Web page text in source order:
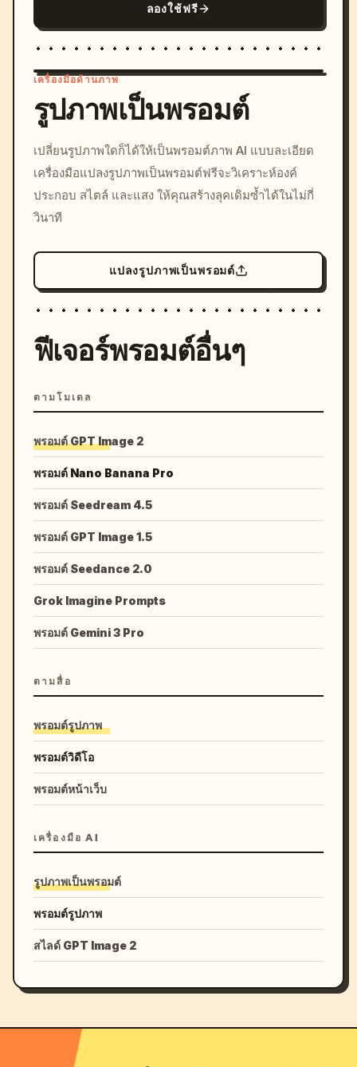
ลองใช้ฟรี
c, cyberpunk sunset, neon
colors, 8k --v 6.0
เครื่องมือด้านภาพ
รูปภาพเป็นพรอมต์
เปลี่ยนรูปภาพใดก็ได้ให้เป็นพรอมต์ภาพ AI แบบละเอียด
เครื่องมือแปลงรูปภาพเป็นพรอมต์ฟรีจะวิเคราะห์องค์
ประกอบ สไตล์ และแสง ให้คุณสร้างลุคเดิมซ้ำได้ในไม่กี่
วินาที
แปลงรูปภาพเป็นพรอมต์
ฟีเจอร์พรอมต์อื่นๆ
ตามโมเดล
พรอมต์ GPT Image 2
พรอมต์ Nano Banana Pro
พรอมต์ Seedream 4.5
พรอมต์ GPT Image 1.5
พรอมต์ Seedance 2.0
Grok Imagine Prompts
พรอมต์ Gemini 3 Pro
ตามสื่อ
พรอมต์รูปภาพ
พรอมต์วิดีโอ
พรอมต์หน้าเว็บ
เครื่องมือ AI
รูปภาพเป็นพรอมต์
พรอมต์รูปภาพ
สไลด์ GPT Image 2